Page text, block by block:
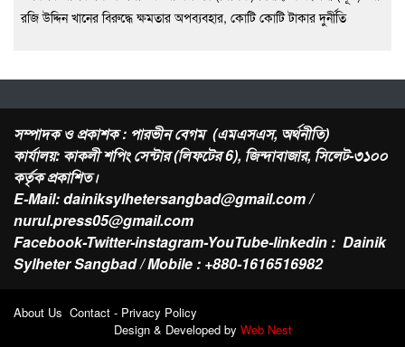
রজি উদ্দিন খানের বিরুদ্ধে ক্ষমতার অপব্যবহার, কোটি কোটি টাকার দুর্নীতি
সম্পাদক ও প্রকাশক : পারভীন বেগম (এমএসএস, অর্থনীতি)
কার্যালয়: কাকলী শপিং সেন্টার (লিফটের 6), জিন্দাবাজার, সিলেট-৩১০০
কর্তৃক প্রকাশিত।
E-Mail: dainiksylhetersangbad@gmail.com /
nurul.press05@gmail.com
Facebook-Twitter-instagram-YouTube-linkedin : Dainik
Sylheter Sangbad / Mobile : +880-1616516982
About Us Contact - Privacy Policy
Design & Developed by Web Nest